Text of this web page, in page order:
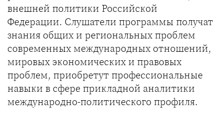
внешней политики Российской
Федерации. Слушатели программы получат
знания общих и региональных проблем
современных международных отношений,
мировых экономических и правовых
проблем, приобретут профессиональные
навыки в сфере прикладной аналитики
международно-политического профиля.